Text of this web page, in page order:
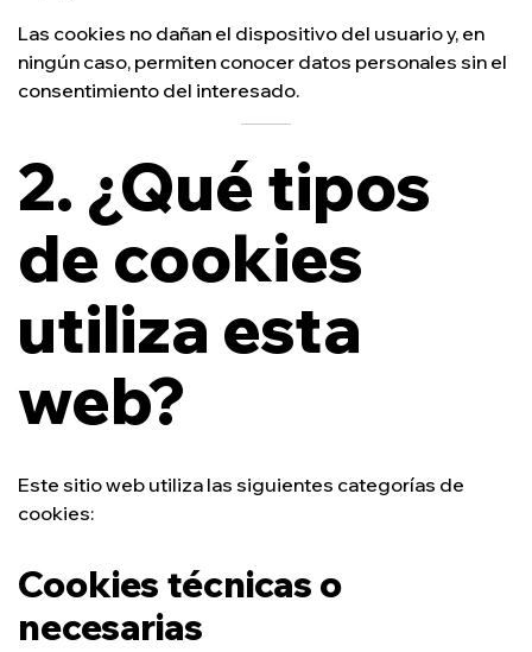
Las cookies no dañan el dispositivo del usuario y, en
ningún caso, permiten conocer datos personales sin el
consentimiento del interesado.
2. ¿Qué tipos
de cookies
utiliza esta
web?
Este sitio web utiliza las siguientes categorías de
cookies:
Cookies técnicas o
necesarias